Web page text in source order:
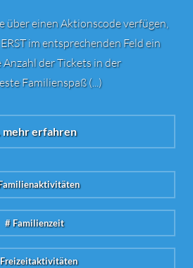
über einen Aktionscode verfügen,
im entsprechenden Feld ein
der Tickets in der
Familienspaß (...)
mehr erfahren
# Familienzeit